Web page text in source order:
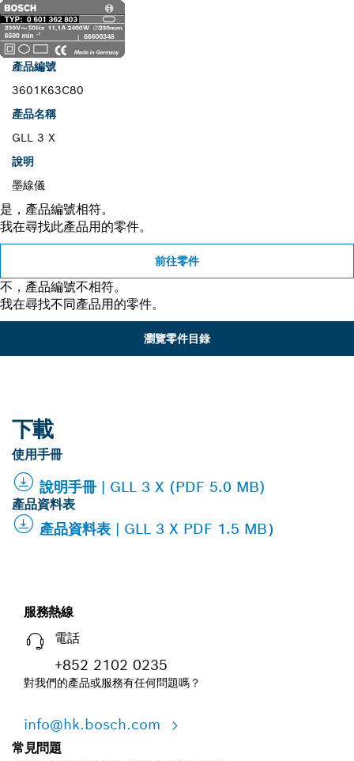
產品編號
3601K63C80
產品名稱
GLL 3 X
說明
墨線儀
是，產品編號相符。
我在尋找此產品用的零件。
前往零件
不，產品編號不相符。
我在尋找不同產品用的零件。
瀏覽零件目錄
下載
使用手冊
說明手冊 | GLL 3 X (PDF 5.0 MB)
產品資料表
產品資料表 | GLL 3 X PDF 1.5 MB）
服務熱線
電話
+852 2102 0235
對我們的產品或服務有任何問題嗎？
info@hk.bosch.com
常見問題